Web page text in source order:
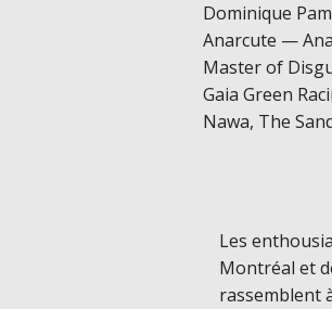
Dominique
Anarcute —
Master of
Gaia Green
Nawa, The
Les
Montréal et
rassemblent